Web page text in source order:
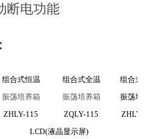
断电功能
组合式恒温 组合式全温 组合式
振荡培养箱 振荡培养箱 振荡培
ZHLY-115 ZQLY-115 ZHLY-
LCD(液晶显示屏)